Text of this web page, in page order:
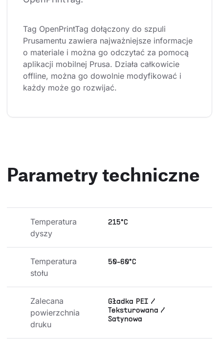
Tag OpenPrintTag dołączony do szpuli
Prusamentu zawiera najważniejsze informacje
o materiale i można go odczytać za pomocą
aplikacji mobilnej Prusa. Działa całkowicie
offline, można go dowolnie modyfikować i
każdy może go rozwijać.
Parametry techniczne
Temperatura
dyszy
215°C
Temperatura
stołu
50-60°C
Zalecana
powierzchnia
druku
Gładka PEI /
Teksturowana /
Satynowa